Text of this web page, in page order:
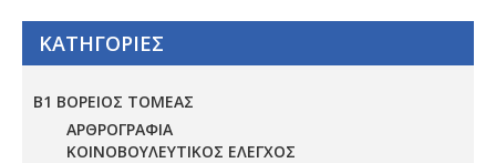
ΚΑΤΗΓΟΡΙΕΣ
Β1 ΒΟΡΕΙΟΣ ΤΟΜΕΑΣ
ΑΡΘΡΟΓΡΑΦΙΑ
ΚΟΙΝΟΒΟΥΛΕΥΤΙΚΟΣ ΕΛΕΓΧΟΣ